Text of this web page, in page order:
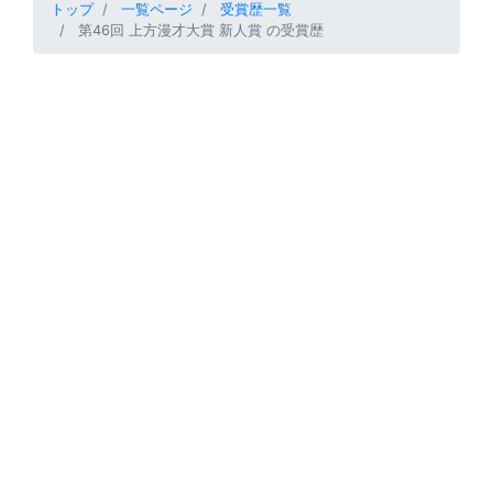
トップ 一覧ページ
受賞歴一覧
第46回 上方漫才大賞 新人賞 の受賞歴